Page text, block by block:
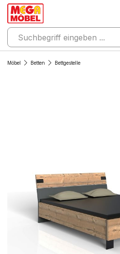
Möbel Betten Bettgestelle